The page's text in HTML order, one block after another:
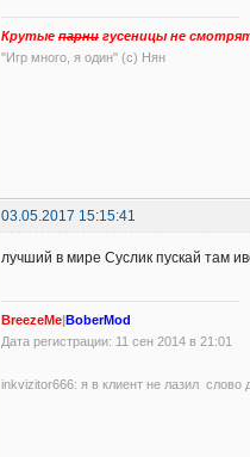
Крутые парни гусеницы не
"Игр много, я один" (с) Нян
03.05.2017 15:15:41
лучший в мире Суслик пускай там
BreezeMe|BoberMod
Дата регистрации: 11 сен 2014 в 21:01
inkvizitor666: я в клиент не лазил слово